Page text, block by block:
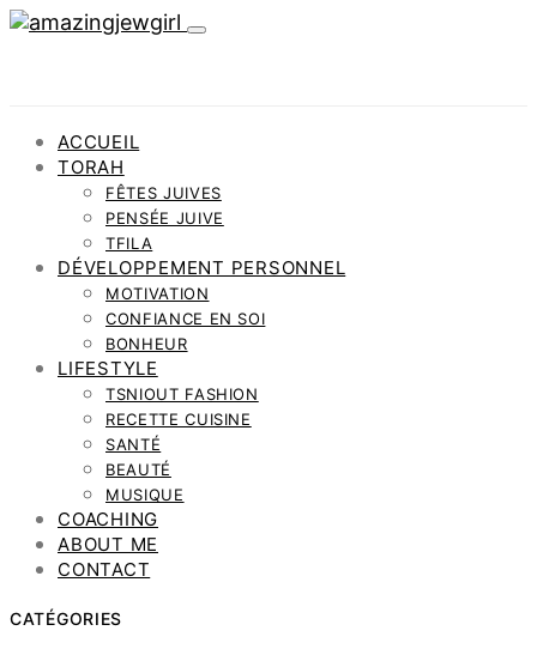
ACCUEIL
TORAH
FÊTES JUIVES
PENSÉE JUIVE
TFILA
DÉVELOPPEMENT PERSONNEL
MOTIVATION
CONFIANCE EN SOI
BONHEUR
LIFESTYLE
TSNIOUT FASHION
RECETTE CUISINE
SANTÉ
BEAUTÉ
MUSIQUE
COACHING
ABOUT ME
CONTACT
CATÉGORIES